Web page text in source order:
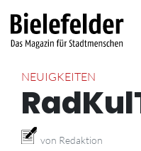
NEUIGKEITEN
von Redaktion